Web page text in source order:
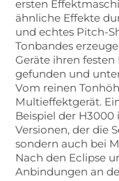
ersten
ähnliche Effekte
und echtes Pitch-
Tonbandes
Geräte ihren
gefunden und
Vom reinen
Multieffektgerät.
Beispiel der H3000
Versionen, der die
sondern auch bei
Nach den Eclipse
Anbindungen an